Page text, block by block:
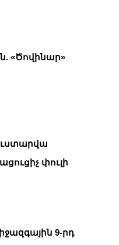
«Ծովինար»
փուլի
9-րդ